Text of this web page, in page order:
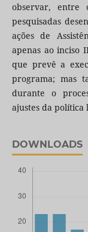
observar, entre
pesquisadas
ações de
apenas ao inciso
que prevê a
programa; mas
durante o
ajustes da política
DOWNLOADS